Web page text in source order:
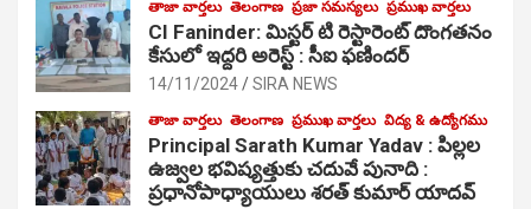
తాజా వార్తలు తెలంగాణ ప్రజా సమస్యలు ప్రముఖ వార్తలు
CI Faninder: మిస్టర్ టి రెస్టారెంట్ దొంగతనం
కేసులో ఇద్దరి అరెస్ట్ : సీఐ ఫణిందర్
14/11/2024 SIRA NEWS
తాజా వార్తలు తెలంగాణ ప్రముఖ వార్తలు విద్య & ఉద్యోగము
Principal Sarath Kumar Yadav : పిల్లల
ఉజ్వల భవిష్యత్తుకు చదువే పునాది :
ప్రధానోపాధ్యాయులు శరత్ కుమార్ యాదవ్